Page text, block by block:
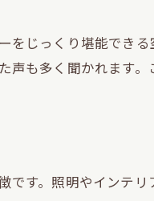
じっくり堪能でき
も多く聞かれます
す。照明やインテ